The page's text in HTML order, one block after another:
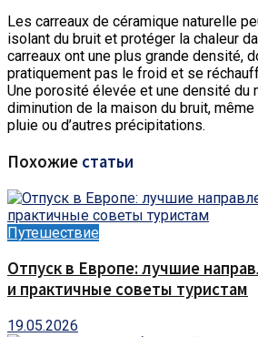
Les carreaux de céramique naturelle
isolant du bruit et protéger la chaleur
carreaux ont une plus grande densité,
pratiquement pas le froid et se
Une porosité élevée et une densité du
diminution de la maison du bruit,
pluie ou d’autres précipitations.
Похожие статьи
Путешествие
Отпуск в Европе: лучшие
и практичные советы туристам
19.05.2026